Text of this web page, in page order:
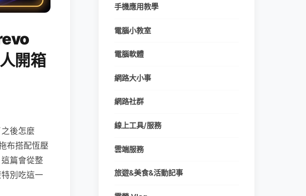
開箱
後怎麼
布搭配恆壓
篇會從整
別吃這一
手機應用教學
電腦小教室
電腦軟體
網路大小事
網路社群
線上工具/服務
雲端服務
旅遊&美食&活動記事